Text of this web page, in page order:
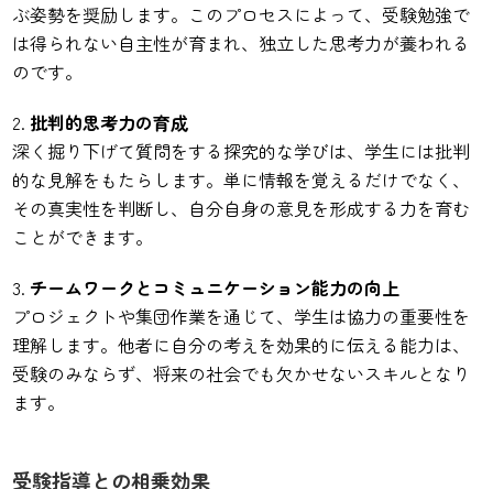
ぶ姿勢を奨励します。このプロセスによって、受験勉強で
は得られない自主性が育まれ、独立した思考力が養われる
のです。
批判的思考力の育成
深く掘り下げて質問をする探究的な学びは、学生には批判
的な見解をもたらします。単に情報を覚えるだけでなく、
その真実性を判断し、自分自身の意見を形成する力を育む
ことができます。
チームワークとコミュニケーション能力の向上
プロジェクトや集団作業を通じて、学生は協力の重要性を
理解します。他者に自分の考えを効果的に伝える能力は、
受験のみならず、将来の社会でも欠かせないスキルとなり
ます。
受験指導との相乗効果